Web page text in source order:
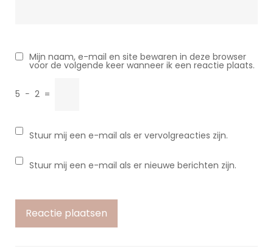
Mijn naam, e-mail en site bewaren in deze browser
voor de volgende keer wanneer ik een reactie plaats.
5 − 2 =
Stuur mij een e-mail als er vervolgreacties zijn.
Stuur mij een e-mail als er nieuwe berichten zijn.